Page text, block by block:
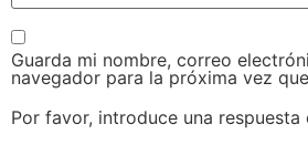
Guarda mi nombre, correo
navegador para la próxima vez
Por favor, introduce una respuesta